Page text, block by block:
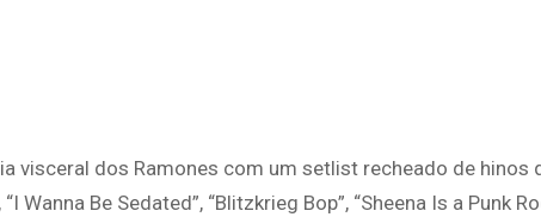
visceral dos Ramones com um setlist recheado de hinos
Wanna Be Sedated”, “Blitzkrieg Bop”, “Sheena Is a Punk